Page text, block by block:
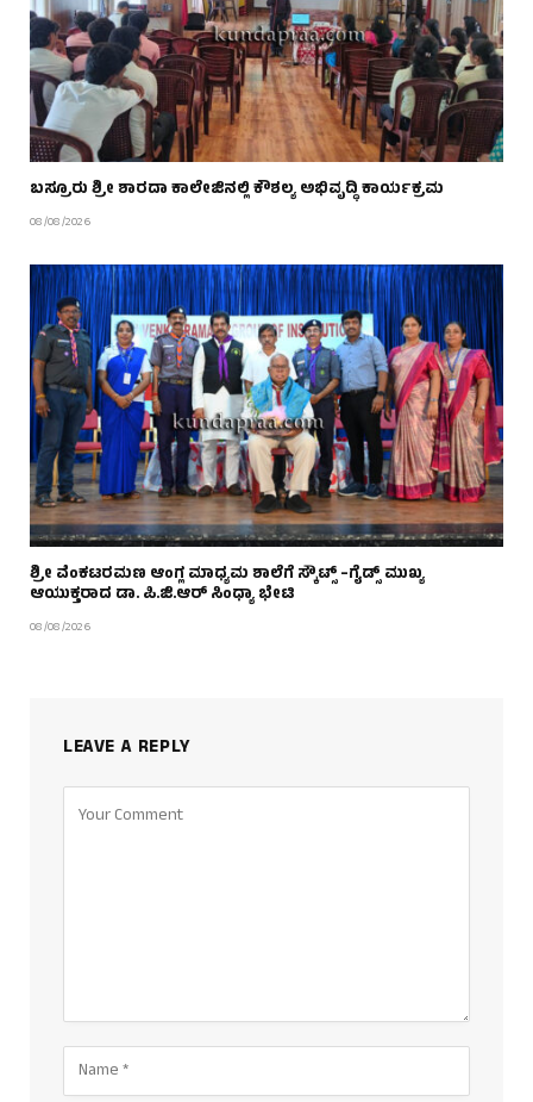
ಬಸ್ರೂರು ಶ್ರೀ ಶಾರದಾ ಕಾಲೇಜಿನಲ್ಲಿ ಕೌಶಲ್ಯ ಅಭಿವೃದ್ಧಿ ಕಾರ್ಯಕ್ರಮ
08/08/2026
ಶ್ರೀ ವೆಂಕಟರಮಣ ಆಂಗ್ಲ ಮಾಧ್ಯಮ ಶಾಲೆಗೆ ಸ್ಕೌಟ್ಸ್ –ಗೈಡ್ಸ್ ಮುಖ್ಯ
ಆಯುಕ್ತರಾದ ಡಾ. ಪಿ.ಜಿ.ಆರ್ ಸಿಂಧ್ಯಾ ಭೇಟಿ
08/08/2026
LEAVE A REPLY